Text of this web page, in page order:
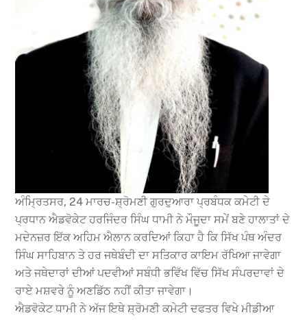
ਅੰਮ੍ਰਿਤਸਰ, 24 ਮਾਰਚ-ਸ਼੍ਰੋਮਣੀ ਗੁਰਦੁਆਰਾ ਪ੍ਰਬੰਧਕ ਕਮੇਟੀ ਦੇ
ਪ੍ਰਧਾਨ ਐਡਵੋਕੇਟ ਹਰਜਿੰਦਰ ਸਿੰਘ ਧਾਮੀ ਨੇ ਮੌਜੂਦਾ ਸਮੇਂ ਬਣੇ ਹਾਲਾਤਾਂ ਦੇ
ਮਦੇਨਜ਼ਰ ਇੱਕ ਅਹਿਮ ਐਲਾਨ ਕਰਦਿਆਂ ਕਿਹਾ ਹੈ ਕਿ ਸਿੱਖ ਪੰਥ ਅੰਦਰ
ਸਿੰਘ ਸਾਹਿਬਾਨ ਤੇ ਹਰ ਜਥੇਬੰਦੀ ਦਾ ਸਤਿਕਾਰ ਕਾਇਮ ਰੱਖਿਆ ਜਾਵੇਗਾ
ਅਤੇ ਜਥੇਦਾਰਾਂ ਦੀਆਂ ਪਦਵੀਆਂ ਸਬੰਧੀ ਭਵਿੱਖ ਵਿੱਚ ਸਿੱਖ ਸੰਪਰਦਾਵਾਂ ਦੇ
ਰਾਏ ਮਸ਼ਵਰੇ ਨੂੰ ਅਣਡਿੱਠ ਨਹੀਂ ਕੀਤਾ ਜਾਵੇਗਾ।
ਐਡਵੋਕੇਟ ਧਾਮੀ ਨੇ ਅੱਜ ਇਥੇ ਸ਼੍ਰੋਮਣੀ ਕਮੇਟੀ ਦਫਤਰ ਵਿਖੇ ਮੀਡੀਆ